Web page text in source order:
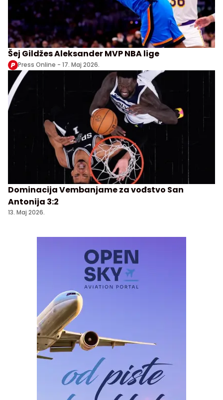
Šej Gildžes Aleksander MVP NBA lige
Press Online - 17. Maj 2026.
Dominacija Vembanjame za vođstvo San
Antonija 3:2
13. Maj 2026.